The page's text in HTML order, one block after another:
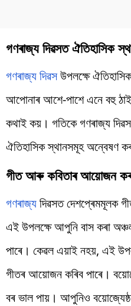
গণৰাজ্য দিৱসত ঐতিহাসিক
গণৰাজ্য দিৱসউপলক্ষে
আপোনাৰ আশে-পাশে এনে বহু
কথাই কয়। গতিকে গণৰাজ্য
ঐতিহাসিক স্থানসমূহ অন্বেষণ
গীত আৰু কবিতাৰ আয়োজন
গণৰাজ্যদিৱসত দেশপ্ৰেমমূলক
এই উপলক্ষে আপুনি বাস কৰা
পাৰে। কেৱল এয়াই নহয়, এই
গীতৰ আয়োজন কৰিব পাৰে।
বৰ ভাল পায়। আপুনিও